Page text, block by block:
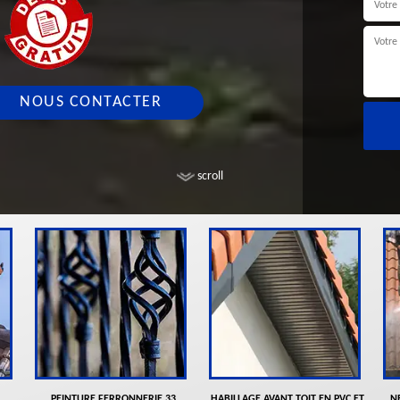
scroll
NOUS CONTACTER